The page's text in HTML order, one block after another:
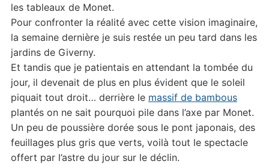
les tableaux de Monet.
Pour confronter la réalité avec cette vision imaginaire,
la semaine dernière je suis restée un peu tard dans les
jardins de Giverny.
Et tandis que je patientais en attendant la tombée du
jour, il devenait de plus en plus évident que le soleil
piquait tout droit… derrière le massif de bambous
plantés on ne sait pourquoi pile dans l’axe par Monet.
Un peu de poussière dorée sous le pont japonais, des
feuillages plus gris que verts, voilà tout le spectacle
offert par l’astre du jour sur le déclin.